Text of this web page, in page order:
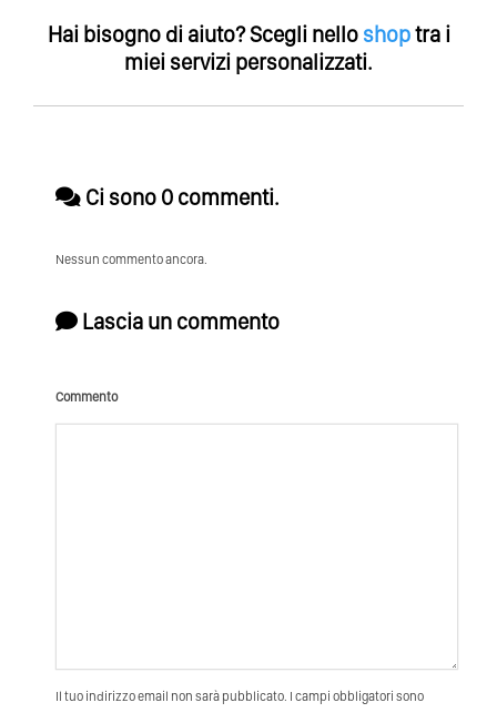
Hai bisogno di aiuto?Scegli nello shoptra i
miei servizi personalizzati.
Ci sono 0 commenti.
Nessun commento ancora.
Lascia un commento
Commento
Il tuo indirizzo email non sarà pubblicato. I campi obbligatori sono